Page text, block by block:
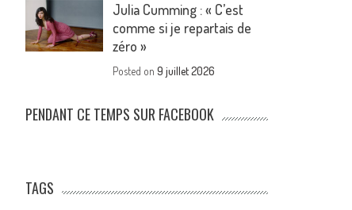
Julia Cumming : « C’est
comme si je repartais de
zéro »
Posted on9 juillet 2026
PENDANT CE TEMPS SUR FACEBOOK
TAGS